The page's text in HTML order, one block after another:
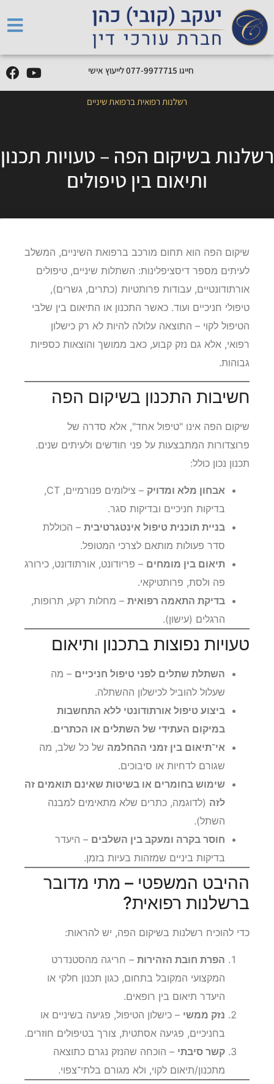
חייגו 077-9977715 לייעוץ אישי
רשלנות רפואית ברפואת שיניים
רשלנות בשיקום הפה – טעויות תכנון
ותיאום בין טיפולים
שיקום הפה הוא תחום מורכב ברפואת השיניים, המשלב
לעיתים מספר דיסציפלינות: השתלות שיניים, טיפולים
אורתודונטיים, עבודות פרותטיות (כתרים, גשרים),
טיפולי חניכיים ועוד. כאשר התכנון או התיאום בין שלבי
הטיפול לקוי – התוצאה עלולה להיות לא רק כישלון
רפואי, אלא גם נזק קבוע, כאב ממושך והוצאות כספיות
גבוהות.
חשיבות התכנון בשיקום הפה
שיקום הפה אינו "טיפול אחד", אלא סדרה של
פרוצדורות המתבצעות על פני חודשים ולעיתים שנים.
תכנון נכון כולל:
אבחון מלא ומדויק
– צילומים פנורמיים, CT,
בדיקות חניכיים ובדיקות סגר.
בניית תוכנית טיפול אינטגרטיבית – הכוללת
סדר פעולות מותאם לצרכי המטופל.
תיאום בין מומחים – פריודונט, אורתודונט, כירורג
פה ולסת, פרותטיקאי.
בדיקת התאמה רפואית – מחלות רקע, תרופות,
הרגלים (עישון).
טעויות נפוצות בתכנון ותיאום
השתלת שתלים לפני טיפול חניכיים – מה
שעלול להוביל לכישלון ההשתלה.
ביצוע טיפול אורתודונטי ללא התחשבות
במיקום העתידי של השתלים או הכתרים.
אי־תיאום בין זמני ההחלמה של כל שלב, מה
שגורם לדחיות או סיבוכים.
שימוש בחומרים או בשיטות שאינם תואמים זה
לזה (לדוגמה, כתרים שלא מתאימים למבנה
השתל).
חוסר בקרה ומעקב בין השלבים – היעדר
בדיקות ביניים שמזהות בעיות בזמן.
ההיבט המשפטי – מתי מדובר
ברשלנות רפואית?
כדי להוכיח רשלנות בשיקום הפה, יש להראות:
הפרת חובת הזהירות – חריגה מהסטנדרט
המקצועי המקובל בתחום, כגון תכנון חלקי או
היעדר תיאום בין רופאים.
נזק ממשי – כישלון הטיפול, פגיעה בשיניים או
בחניכיים, פגיעה אסתטית, צורך בטיפולים חוזרים.
קשר סיבתי – הוכחה שהנזק נגרם כתוצאה
מתכנון/תיאום לקוי, ולא מגורם בלתי־צפוי.